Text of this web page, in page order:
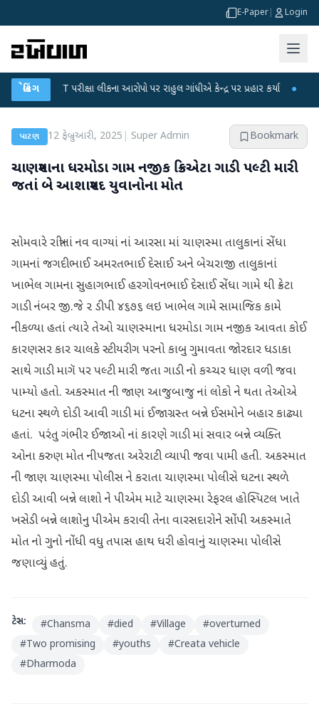
E-Paper Login
બ્રેકિંગ
NET પરીક્ષા લીકના આરોપો પર રાહુલ ગાંધીએ કેન્દ્ર પર પ્રહાર કર્યા ●
પાટણ 12 ફેબ્રુઆરી, 2025 Super Admin Bookmark
ચાણસ્માના ધરમોડા ગામ નજીક ક્રિએટા ગાડી પલ્ટી મારી
જતાં બે આશાસ્પદ યુવાનોના મોત
સોમવારે રાત્રીનાં નવ વાગ્યાં નાં આરસા માં ચાણસ્મા તાલુકાનાં સેંધા
ગામનાં જગદીભાઈ અમરતભાઈ દેસાઈ અને બેચરાજી તાલુકાનાં
ખાભેલ ગામના સુહાગભાઈ હરગોવનભાઈ દેસાઈ સેંધા ગામે થી ક્રેટા
ગાડી નંબર જી.જે ૨ ડીપી ૪૬૭૬ લઇ ખાભેલ ગામે સામાજિક કામે
નીકળ્યા હતાં ત્યારે તેઓ ચાણસ્માના ધરમોડા ગામ નજીક આવતા કોઈ
કારણસર કાર ચાલકે સ્ટીયરીગ પરનો કાબુ ગુમાવતા જોરદાર ધડાકા
સાથે ગાડી માગૅ પર પલ્ટી મારી જતા ગાડી નો કચ્ચર ધાણ વળી જવા
પામ્યો હતો. અકસ્માત ની જાણ આજુબાજુ નાં લોકો ને થતા તેઓએ
ધટના સ્થળે દોડી આવી ગાડી માં ઈજાગ્રસ્ત બન્ને ઈસમોને બહાર કાઢ્યા
હતાં. પરંતુ ગંભીર ઈજાઓ નાં કારણે ગાડી માં સવાર બન્ને વ્યક્તિ
ઓના કરુણ મોત નીપજતા અરેરાટી વ્યાપી જવા પામી હતી. અકસ્માત
ની જાણ ચાણસ્મા પોલીસ ને કરાતા ચાણસ્મા પોલીસે ઘટના સ્થળે
દોડી આવી બન્ને લાશો ને પીએમ માટે ચાણસ્મા રેફરલ હોસ્પિટલ ખાતે
ખસેડી બન્ને લાશોનુ પીએમ કરાવી તેના વારસદારોને સોંપી અકસ્માતે
મોત નો ગુનો નોંધી વધુ તપાસ હાથ ધરી હોવાનું ચાણસ્મા પોલીસે
જણાવ્યું હતું.
ટેગ્સ: #Chansma #died #Village #overturned
#Two promising #youths #Creata vehicle
#Dharmoda